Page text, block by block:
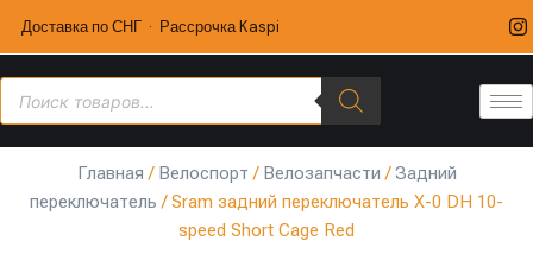
Доставка по СНГ · Рассрочка Kaspi
Главная / Велоспорт / Велозапчасти /Задний
переключатель / Sram задний переключатель X-0 DH 10-
speed Short Cage Red